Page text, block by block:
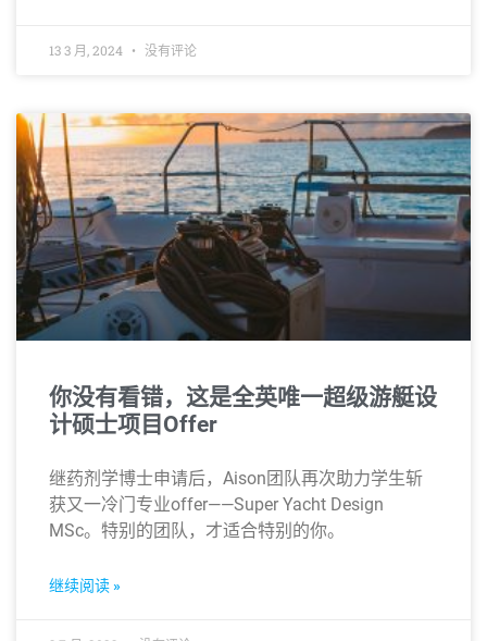
13 3 月, 2024 没有评论
你没有看错，这是全英唯一超级游艇设
计硕士项目Offer
继药剂学博士申请后，Aison团队再次助力学生斩
获又一冷门专业offer——Super Yacht Design
MSc。特别的团队，才适合特别的你。
继续阅读 »